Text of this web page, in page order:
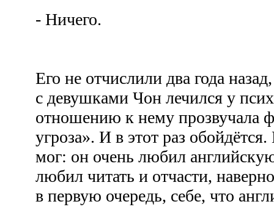
- Ничего.
Его не отчислили два года
с девушками Чон лечился у
отношению к нему прозвучала
угроза». И в этот раз
мог: он очень любил
любил читать и отчасти,
в первую очередь, себе, что